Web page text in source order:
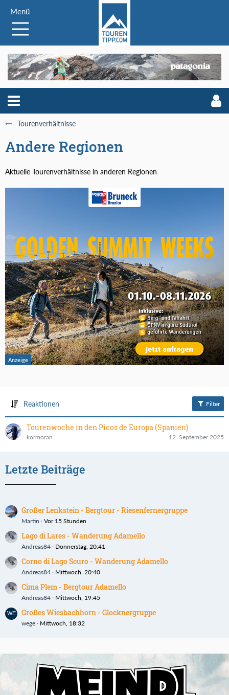
Menü
Tourenverhältnisse
Andere Regionen
Aktuelle Tourenverhältnisse in anderen Regionen
Reaktionen Filter
Tourenwoche in den Picos de Europa (Spanien)
kormoran 12. September 2025
Letzte Beiträge
Großer Lenkstein - Bergtour - Riesenfernergruppe
Martin Vor 15 Stunden
Lago di Lares - Wanderung Adamello
Andreas84 Donnerstag, 20:41
Corno di Lago Scuro - Wanderung Adamello
Andreas84 Mittwoch, 20:40
Cima Plem - Bergtour Adamello
Andreas84 Mittwoch, 19:45
Großes Wiesbachhorn - Glocknergruppe
wege Mittwoch, 18:32